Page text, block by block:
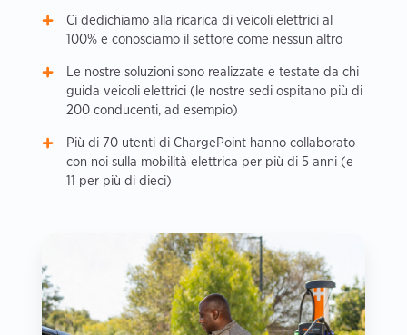
Ci dedichiamo alla ricarica di veicoli elettrici al
100% e conosciamo il settore come nessun altro
Le nostre soluzioni sono realizzate e testate da chi
guida veicoli elettrici (le nostre sedi ospitano più di
200 conducenti, ad esempio)
Più di 70 utenti di ChargePoint hanno collaborato
con noi sulla mobilità elettrica per più di 5 anni (e
11 per più di dieci)